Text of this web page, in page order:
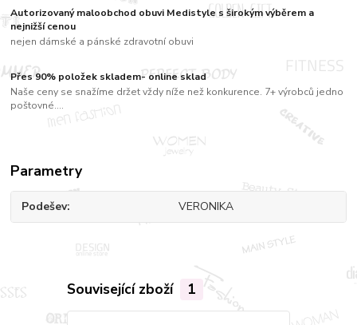
Autorizovaný maloobchod obuvi Medistyle s širokým výběrem a
nejnižší cenou
nejen dámské a pánské zdravotní obuvi
Přes 90% položek skladem- online sklad
Naše ceny se snažíme držet vždy níže než konkurence. 7+ výrobců jedno
poštovné....
Parametry
Podešev VERONIKA
Související zboží 1